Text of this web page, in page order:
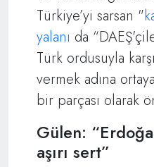
Türkiye’yi sarsan "
yalanı da
Türk ordusuyla
vermek adına
bir parçası olarak
Gülen:
aşırı sert”